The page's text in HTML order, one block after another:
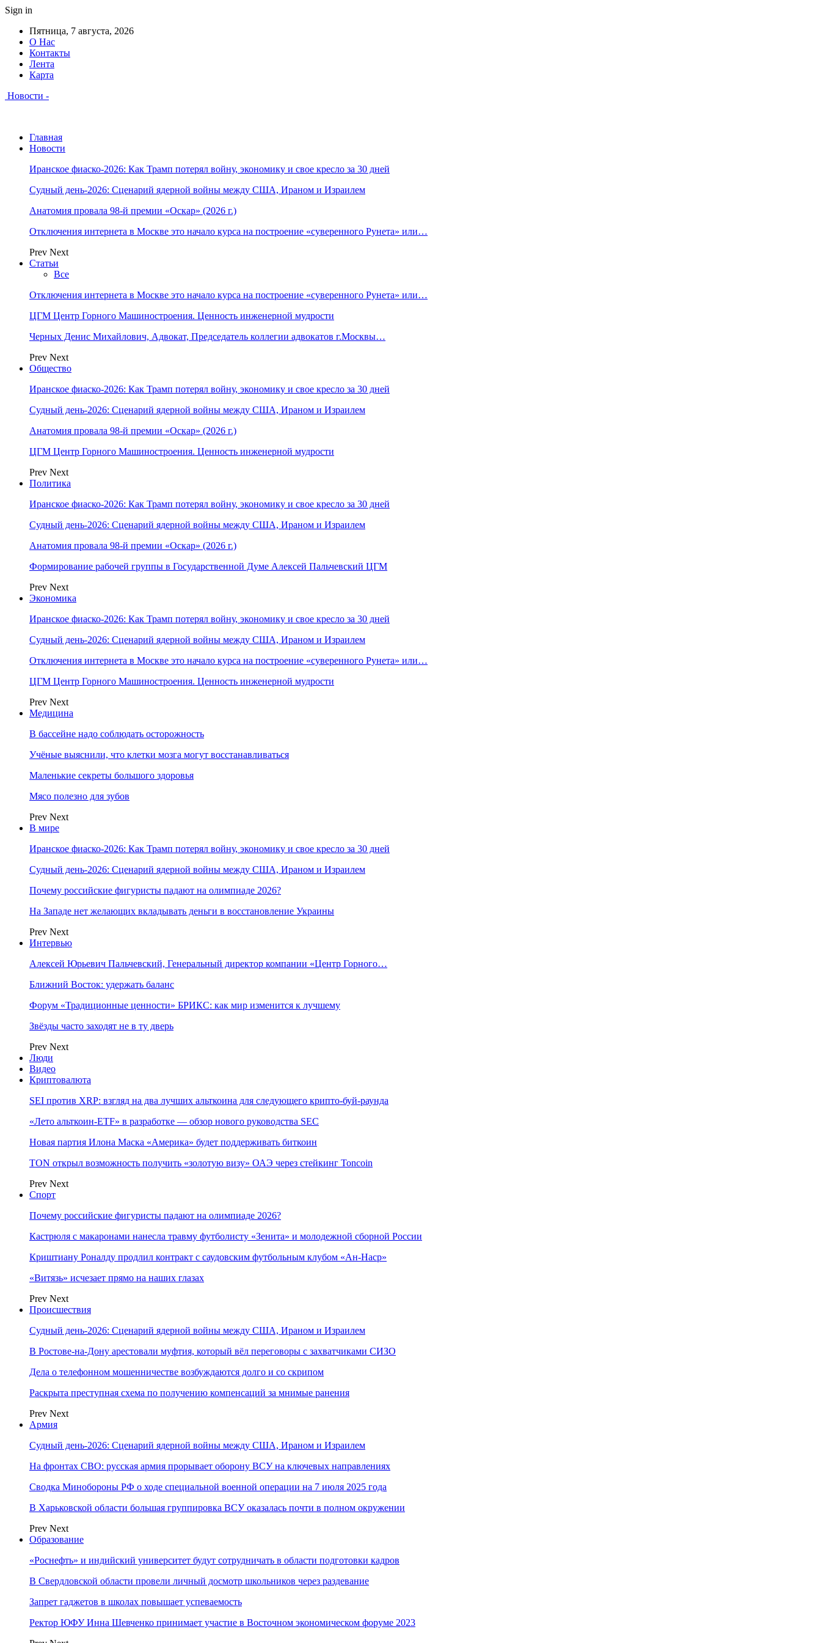
Sign in
Пятница, 7 августа, 2026
О Нас
Контакты
Лента
Карта
Новости -
Главная
Новости
Иранское фиаско-2026: Как Трамп потерял войну, экономику и свое кресло за 30 дней
Судный день-2026: Сценарий ядерной войны между США, Ираном и Израилем
Анатомия провала 98-й премии «Оскар» (2026 г.)
Отключения интернета в Москве это начало курса на построение «суверенного Рунета» или…
Prev Next
Статьи
Все
Отключения интернета в Москве это начало курса на построение «суверенного Рунета» или…
ЦГМ Центр Горного Машиностроения. Ценность инженерной мудрости
Черных Денис Михайлович, Адвокат, Председатель коллегии адвокатов г.Москвы…
Prev Next
Общество
Иранское фиаско-2026: Как Трамп потерял войну, экономику и свое кресло за 30 дней
Судный день-2026: Сценарий ядерной войны между США, Ираном и Израилем
Анатомия провала 98-й премии «Оскар» (2026 г.)
ЦГМ Центр Горного Машиностроения. Ценность инженерной мудрости
Prev Next
Политика
Иранское фиаско-2026: Как Трамп потерял войну, экономику и свое кресло за 30 дней
Судный день-2026: Сценарий ядерной войны между США, Ираном и Израилем
Анатомия провала 98-й премии «Оскар» (2026 г.)
Формирование рабочей группы в Государственной Думе Алексей Пальчевский ЦГМ
Prev Next
Экономика
Иранское фиаско-2026: Как Трамп потерял войну, экономику и свое кресло за 30 дней
Судный день-2026: Сценарий ядерной войны между США, Ираном и Израилем
Отключения интернета в Москве это начало курса на построение «суверенного Рунета» или…
ЦГМ Центр Горного Машиностроения. Ценность инженерной мудрости
Prev Next
Медицина
В бассейне надо соблюдать осторожность
Учёные выяснили, что клетки мозга могут восстанавливаться
Маленькие секреты большого здоровья
Мясо полезно для зубов
Prev Next
В мире
Иранское фиаско-2026: Как Трамп потерял войну, экономику и свое кресло за 30 дней
Судный день-2026: Сценарий ядерной войны между США, Ираном и Израилем
Почему российские фигуристы падают на олимпиаде 2026?
На Западе нет желающих вкладывать деньги в восстановление Украины
Prev Next
Интервью
Алексей Юрьевич Пальчевский, Генеральный директор компании «Центр Горного…
Ближний Восток: удержать баланс
Форум «Традиционные ценности» БРИКС: как мир изменится к лучшему
Звёзды часто заходят не в ту дверь
Prev Next
Люди
Видео
Криптовалюта
SEI против XRP: взгляд на два лучших альткоина для следующего крипто-буй-раунда
«Лето альткоин-ETF» в разработке — обзор нового руководства SEC
Новая партия Илона Маска «Америка» будет поддерживать биткоин
TON открыл возможность получить «золотую визу» ОАЭ через стейкинг Toncoin
Prev Next
Спорт
Почему российские фигуристы падают на олимпиаде 2026?
Кастрюля с макаронами нанесла травму футболисту «Зенита» и молодежной сборной России
Криштиану Роналду продлил контракт с саудовским футбольным клубом «Ан-Наср»
«Витязь» исчезает прямо на наших глазах
Prev Next
Происшествия
Судный день-2026: Сценарий ядерной войны между США, Ираном и Израилем
В Ростове-на-Дону арестовали муфтия, который вёл переговоры с захватчиками СИЗО
Дела о телефонном мошенничестве возбуждаются долго и со скрипом
Раскрыта преступная схема по получению компенсаций за мнимые ранения
Prev Next
Армия
Судный день-2026: Сценарий ядерной войны между США, Ираном и Израилем
На фронтах СВО: русская армия прорывает оборону ВСУ на ключевых направлениях
Сводка Минобороны РФ о ходе специальной военной операции на 7 июля 2025 года
В Харьковской области большая группировка ВСУ оказалась почти в полном окружении
Prev Next
Образование
«Роснефть» и индийский университет будут сотрудничать в области подготовки кадров
В Свердловской области провели личный досмотр школьников через раздевание
Запрет гаджетов в школах повышает успеваемость
Ректор ЮФУ Инна Шевченко принимает участие в Восточном экономическом форуме 2023